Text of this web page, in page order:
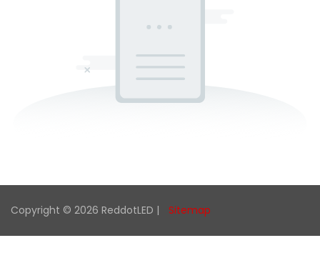
Copyright © 2026 ReddotLED | Sitemap